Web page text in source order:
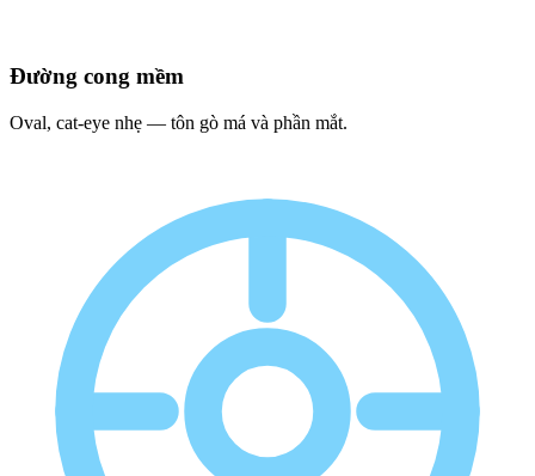
Đường cong mềm
Oval, cat-eye nhẹ — tôn gò má và phần mắt.